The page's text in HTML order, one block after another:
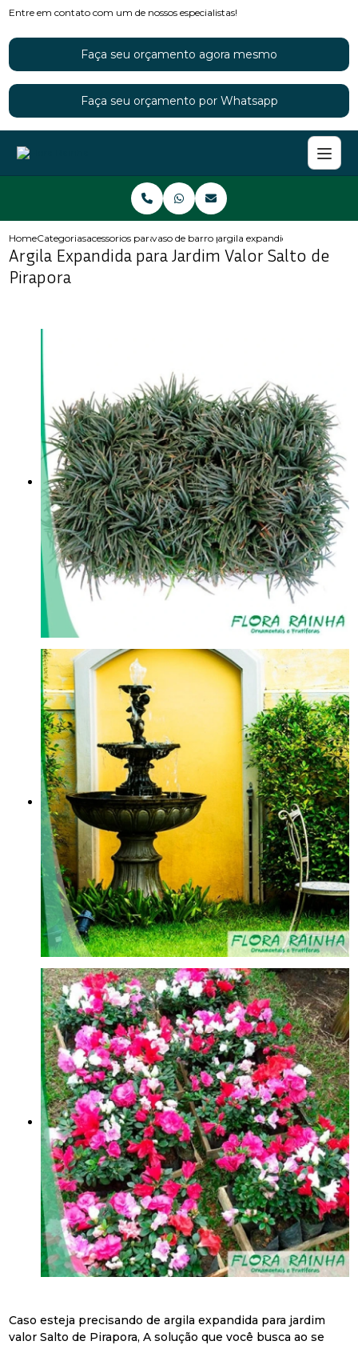
Entre em contato com um de nossos especialistas!
Faça seu orçamento agora mesmo
Faça seu orçamento por Whatsapp
HomeCategoriasacessorios para jardinsvaso de barro para jardimargila expandida para jardim
Argila Expandida para Jardim Valor Salto de
Pirapora
Caso esteja precisando de argila expandida para jardim
valor Salto de Pirapora, A solução que você busca ao se